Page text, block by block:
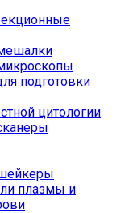
подготовки
цитологии
плазмы и